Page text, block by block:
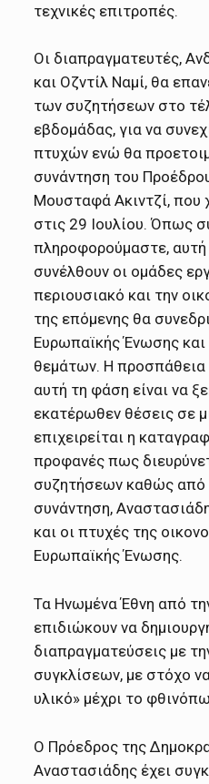
τεχνικές επιτροπές.
Οι διαπραγματευτές,
και Οζντίλ Ναμί, θα
των συζητήσεων στο
εβδομάδας, για να
πτυχών ενώ θα
συνάντηση του
Μουσταφά Ακιντζί, που
στις 29 Ιουλίου. Όπως
πληροφορούμαστε,
συνέλθουν οι ομάδες
περιουσιακό και την
της επόμενης θα
Ευρωπαϊκής Ένωσης
θεμάτων. Η
αυτή τη φάση είναι να
εκατέρωθεν θέσεις σε
επιχειρείται η
προφανές πως
συζητήσεων καθώς από
συνάντηση,
και οι πτυχές της
Ευρωπαϊκής Ένωσης.
Τα Ηνωμένα Έθνη από
επιδιώκουν να
διαπραγματεύσεις με
συγκλίσεων, με στόχο
υλικό» μέχρι το
Ο Πρόεδρος της
Αναστασιάδης έχει